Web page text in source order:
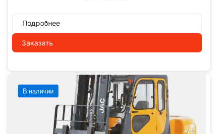
Подробнее
Заказать
В наличии